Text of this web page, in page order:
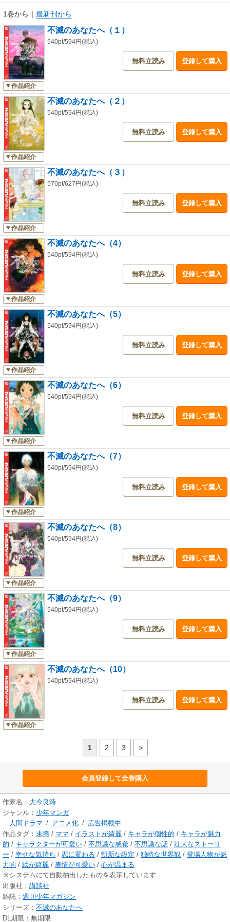
1巻から ｜ 最新刊から
作品紹介
不滅のあなたへ（１）
540pt/594円(税込)
無料立読み 登録して購入
作品紹介
不滅のあなたへ（２）
540pt/594円(税込)
無料立読み 登録して購入
作品紹介
不滅のあなたへ（３）
570pt/627円(税込)
無料立読み 登録して購入
作品紹介
不滅のあなたへ（4）
540pt/594円(税込)
無料立読み 登録して購入
作品紹介
不滅のあなたへ（5）
540pt/594円(税込)
無料立読み 登録して購入
作品紹介
不滅のあなたへ（6）
540pt/594円(税込)
無料立読み 登録して購入
作品紹介
不滅のあなたへ（7）
540pt/594円(税込)
無料立読み 登録して購入
作品紹介
不滅のあなたへ（8）
540pt/594円(税込)
無料立読み 登録して購入
作品紹介
不滅のあなたへ（9）
540pt/594円(税込)
無料立読み 登録して購入
作品紹介
不滅のあなたへ（10）
540pt/594円(税込)
無料立読み 登録して購入
1 2 3 >
会員登録して全巻購入
作家名： 大今良時
ジャンル： 少年マンガ
人間ドラマ / アニメ化 / 広告掲載中
作品タグ： 末裔 / ママ / イラストが綺麗 / キャラが個性的 / キャラが魅力
的 / キャラクターが可愛い / 不思議な感覚 / 不思議な話 / 壮大なストーリ
ー / 幸せな気持ち / 恋に変わる / 斬新な設定 / 独特な世界観 / 登場人物が魅
力的 / 絵が綺麗 / 表情が可愛い / 心が温まる
※システムにて自動抽出したものを表示しています
出版社： 講談社
雑誌： 週刊少年マガジン
シリーズ： 不滅のあなたへ
DL期限：無期限